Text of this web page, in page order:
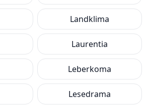
Landklima
Laurentia
Leberkoma
Lesedrama